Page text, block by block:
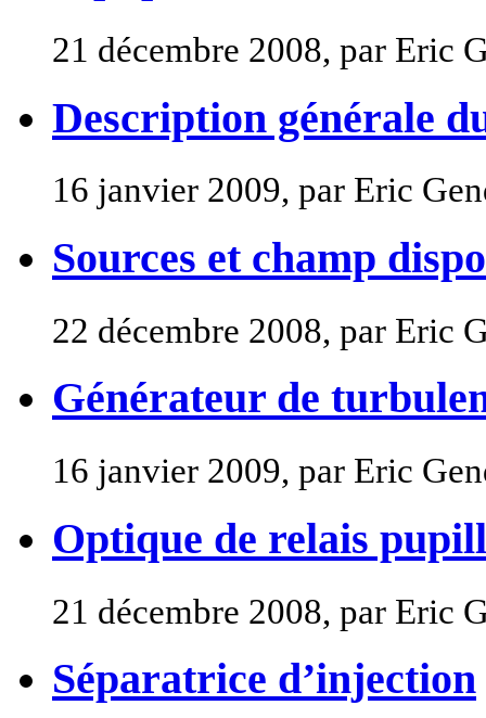
21 décembre 2008, par Eric
Description générale
16 janvier 2009, par Eric
Sources et champ
22 décembre 2008, par Eric
Générateur de
16 janvier 2009, par Eric
Optique de relais
21 décembre 2008, par Eric
Séparatrice d’injection